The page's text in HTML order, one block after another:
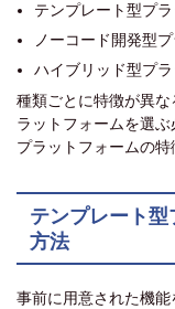
テンプレート型プ
ノーコード開発型
ハイブリッド型プ
種類ごとに特徴が異
ラットフォームを選
プラットフォームの特
テンプレート型
方法
事前に用意された機